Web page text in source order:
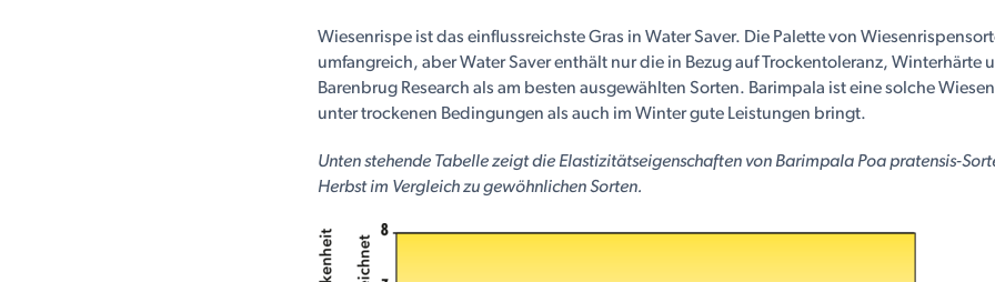
Wiesenrispe ist das einflussreichste Gras in Water Saver. Die Palette von
umfangreich, aber Water Saver enthält nur die in Bezug auf Trockentoleranz, Winterhärte
Barenbrug Research als am besten ausgewählten Sorten. Barimpala ist eine solche
unter trockenen Bedingungen als auch im Winter gute Leistungen bringt.
Unten stehende Tabelle zeigt die Elastizitätseigenschaften von Barimpala Poa pratensis-
Herbst im Vergleich zu gewöhnlichen Sorten.